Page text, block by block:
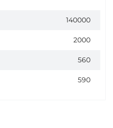
140000
2000
560
590